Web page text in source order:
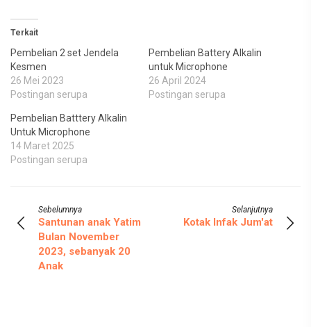
Terkait
Pembelian 2 set Jendela
Kesmen
26 Mei 2023
Postingan serupa
Pembelian Battery Alkalin
untuk Microphone
26 April 2024
Postingan serupa
Pembelian Batttery Alkalin
Untuk Microphone
14 Maret 2025
Postingan serupa
Sebelumnya
Santunan anak Yatim
Bulan November
2023, sebanyak 20
Anak
Selanjutnya
Kotak Infak Jum'at